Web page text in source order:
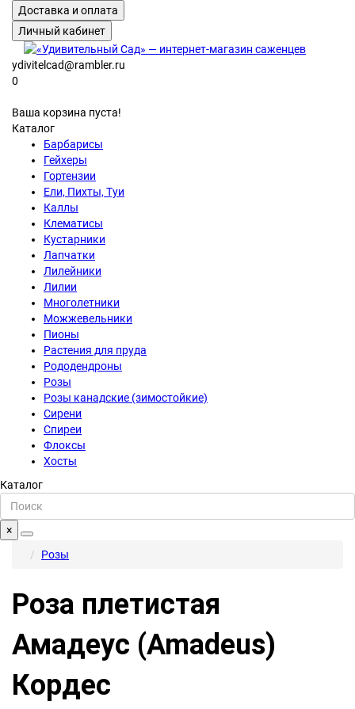
Доставка и оплата
Личный кабинет
ydivitelcad@rambler.ru
0
Ваша корзина пуста!
Каталог
Барбарисы
Гейхеры
Гортензии
Ели, Пихты, Туи
Каллы
Клематисы
Кустарники
Лапчатки
Лилейники
Лилии
Многолетники
Можжевельники
Пионы
Растения для пруда
Рододендроны
Розы
Розы канадские (зимостойкие)
Сирени
Спиреи
Флоксы
Хосты
Каталог
×
Розы
Роза плетистая
Амадеус (Amadeus)
Кордес